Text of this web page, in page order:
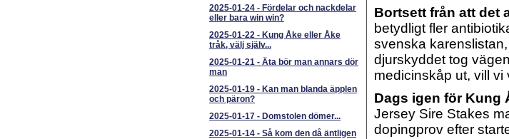
2025-01-24 - Fördelar och nackdelar
eller bara win win?
2025-01-22 - Kung Åke eller Åke
tråk, välj själv...
2025-01-21 - Äta bör man annars dör
man
2025-01-19 - Kan man blanda äpplen
och päron?
2025-01-17 - Domstolen dömer...
2025-01-14 - Så kom den då äntligen
Bortsett från att det
betydligt fler
svenska
djurskyddet tog
medicinskåp ut, vill vi
Dags igen för Kung
Jersey Sire Stakes
dopingprov efter